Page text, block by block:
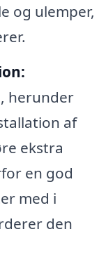
og ulemper,
herunder
af
ekstra
en god
med i
den